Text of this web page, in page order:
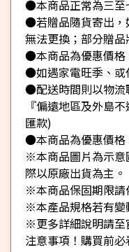
●本商品正常為三至
●若贈品隨貨寄出，
無法更換；部分贈
●本商品為優惠價格
●如遇家電旺季、或
●配送時間則以物流
『偏遠地區及外島
匯款)
●本商品為優惠價格
※本商品圖片為示意
際以原廠出貨為主。
※本商品保固期限請
※本產品規格若有變
※更多詳細說明請至
注意事項！購買前必